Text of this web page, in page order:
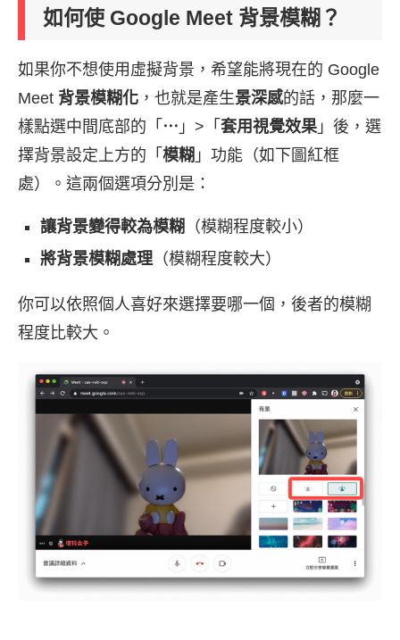
如何使 Google Meet 背景模糊？
如果你不想使用虛擬背景，希望能將現在的 Google
Meet 背景模糊化 ，也就是產生景深感的話，那麼一
樣點選中間底部的「 ⋯ 」>「 套用視覺效果 」後，選
擇背景設定上方的「 模糊 」功能（如下圖紅框
處）。這兩個選項分別是：
讓背景變得較為模糊 （模糊程度較小）
將背景模糊處理 （模糊程度較大）
你可以依照個人喜好來選擇要哪一個，後者的模糊
程度比較大。